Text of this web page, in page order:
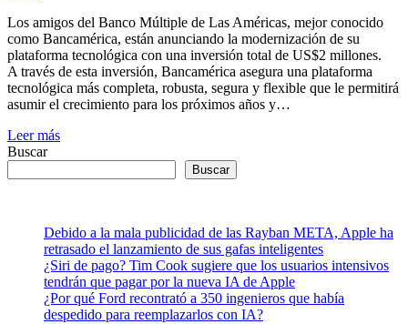
Los amigos del Banco Múltiple de Las Américas, mejor conocido
como Bancamérica, están anunciando la modernización de su
plataforma tecnológica con una inversión total de US$2 millones.
A través de esta inversión, Bancamérica asegura una plataforma
tecnológica más completa, robusta, segura y flexible que le permitirá
asumir el crecimiento para los próximos años y…
Leer más
Buscar
Buscar
Debido a la mala publicidad de las Rayban META, Apple ha
retrasado el lanzamiento de sus gafas inteligentes
¿Siri de pago? Tim Cook sugiere que los usuarios intensivos
tendrán que pagar por la nueva IA de Apple
¿Por qué Ford recontrató a 350 ingenieros que había
despedido para reemplazarlos con IA?